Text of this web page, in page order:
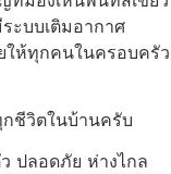
ะบบเติมอากาศ
ให้ทุกคนในครอบครัว
ชีวิตในบ้านครับ
ปลอดภัย ห่างไกล